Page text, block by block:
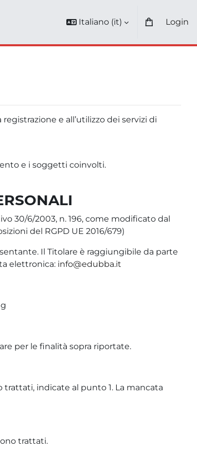
Italiano ‎(it)‎ Login
e all’utilizzo dei servizi di
e i soggetti coinvolti.
30/6/2003, n. 196, come modificato dal
del RGPD UE 2016/679)
Il Titolare è raggiungibile da parte
elettronica: info@edubba.it
per le finalità sopra riportate.
indicate al punto 1. La mancata
trattati.